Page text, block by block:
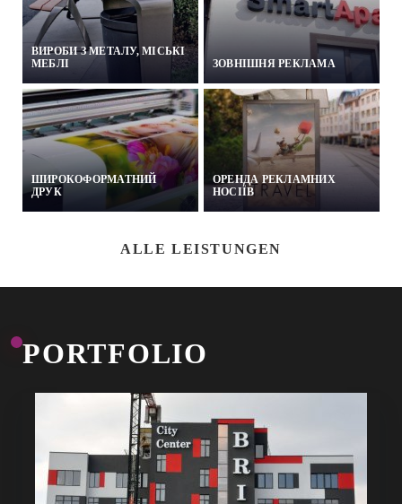
ВИРОБИ З МЕТАЛУ, МІСЬКІ
МЕБЛІ
ЗОВНІШНЯ РЕКЛАМА
ШИРОКОФОРМАТНИЙ
ДРУК
ОРЕНДА РЕКЛАМНИХ
НОСІЇВ
ALLE LEISTUNGEN
PORTFOLIO